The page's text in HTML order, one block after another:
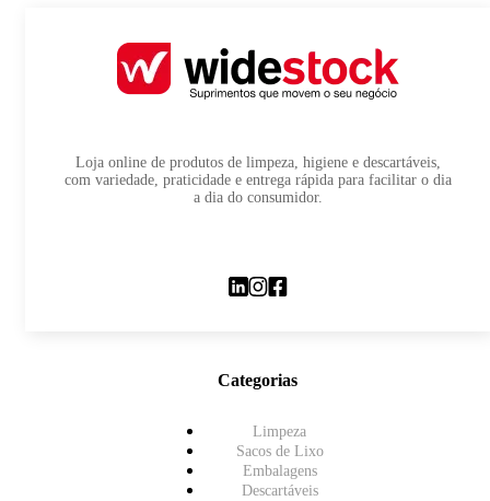
Loja online de produtos de limpeza, higiene e descartáveis,
com variedade, praticidade e entrega rápida para facilitar o dia
a dia do consumidor.
Categorias
Limpeza
Sacos de Lixo
Embalagens
Descartáveis